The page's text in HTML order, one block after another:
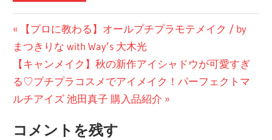
投
稿
ナ
ビ
ゲ
前
の
投
稿:
【プロに教わる】オールプチプラモテメイク / by
まつきりな with Way’s 大木光
次
の
投
【キャンメイク】秋の新作アイシャドウが可愛すぎ
る♡プチプラコスメでアイメイク！パーフェクトマ
ルチアイズ 池田真子 購入品紹介
コメントを残す